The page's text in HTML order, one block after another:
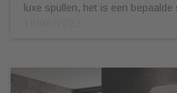
luxe spullen, het is een